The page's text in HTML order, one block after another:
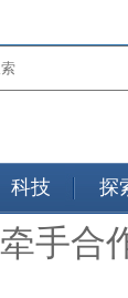
科技 探
手合